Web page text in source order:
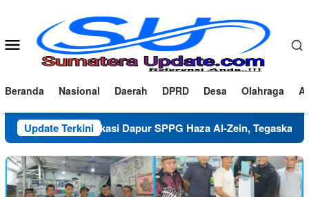
Menu
Mobile
Beranda Nasional Daerah DPRD Desa Olahraga
Update Terkini
Klarifikasi Dapur SPPG Haza Al-Zein, Tegaskan Komitmen